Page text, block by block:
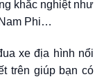
khắc nghiệt như
Phi…
xe địa hình nổi
trên giúp bạn có